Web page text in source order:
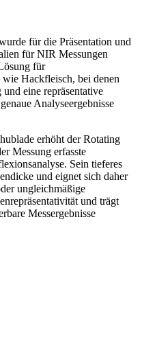
für die Präsentation und
für NIR Messungen
für
Hackfleisch, bei denen
eine repräsentative
Analyseergebnisse
erhöht der Rotating
Messung erfasste
Sein tieferes
und eignet sich daher
ungleichmäßige
und trägt
Messergebnisse